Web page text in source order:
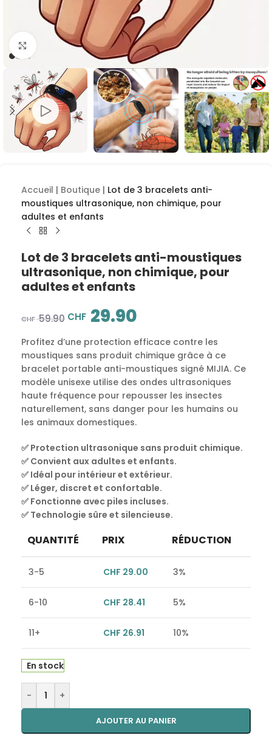
Cliquez pour agrandir
Accueil | Boutique | Lot de 3 bracelets anti-
moustiques ultrasonique, non chimique, pour
adultes et enfants
Lot de 3 bracelets anti-moustiques
ultrasonique, non chimique, pour
adultes et enfants
CHF59.90 CHF 29.90
Profitez d’une protection efficace contre les
moustiques sans produit chimique grâce à ce
bracelet portable anti-moustiques signé MIJIA. Ce
modèle unisexe utilise des ondes ultrasoniques
haute fréquence pour repousser les insectes
naturellement, sans danger pour les humains ou
les animaux domestiques.
✅ Protection ultrasonique sans produit chimique.
✅ Convient aux adultes et enfants.
✅ Idéal pour intérieur et extérieur.
✅ Léger, discret et confortable.
✅ Fonctionne avec piles incluses.
✅ Technologie sûre et silencieuse.
QUANTITÉ PRIX RÉDUCTION
3-5 CHF 29.00 3%
6-10 CHF 28.41 5%
11+ CHF 26.91 10%
En stock
- +
AJOUTER AU PANIER
Alternative: